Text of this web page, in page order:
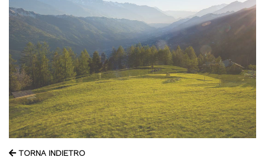
ITA
ENG
TORNA INDIETRO